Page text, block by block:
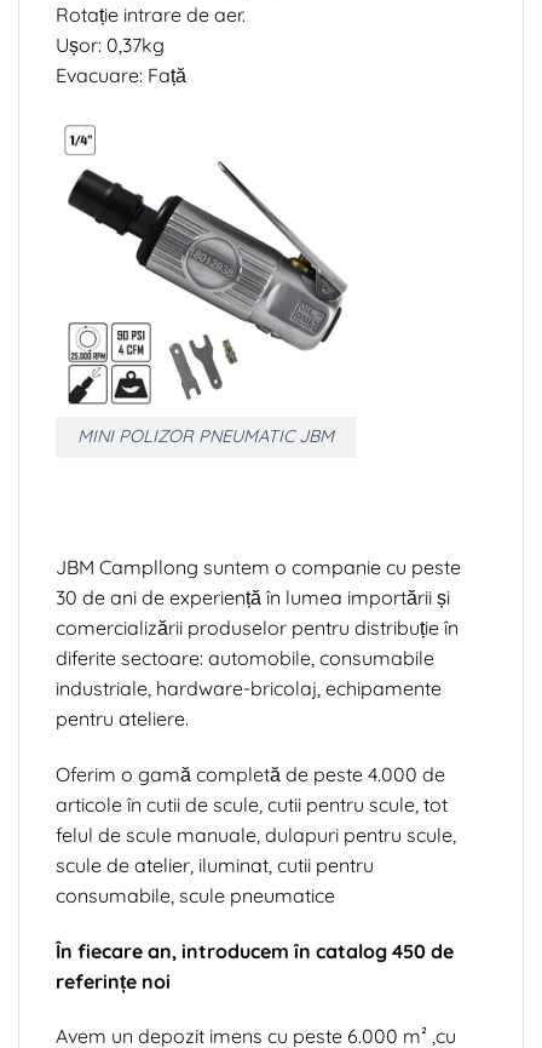
Rotație intrare de aer.
Ușor: 0,37kg
Evacuare: Față
MINI POLIZOR PNEUMATIC JBM
JBM Campllong suntem o companie cu peste
30 de ani de experiență în lumea importării și
comercializării produselor pentru distribuție în
diferite sectoare: automobile, consumabile
industriale, hardware-bricolaj, echipamente
pentru ateliere.
Oferim o gamă completă de peste 4.000 de
articole în cutii de scule, cutii pentru scule, tot
felul de scule manuale, dulapuri pentru scule,
scule de atelier, iluminat, cutii pentru
consumabile, scule pneumatice
În fiecare an, introducem în catalog 450 de
referințe noi
Avem un depozit imens cu peste 6.000 m² ,cu